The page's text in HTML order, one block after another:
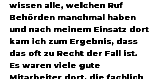
wissen alle, welchen Ruf
Behörden manchmal haben
und nach meinem Einsatz dort
kam ich zum Ergebnis, dass
das oft zu Recht der Fall ist.
Es waren viele gute